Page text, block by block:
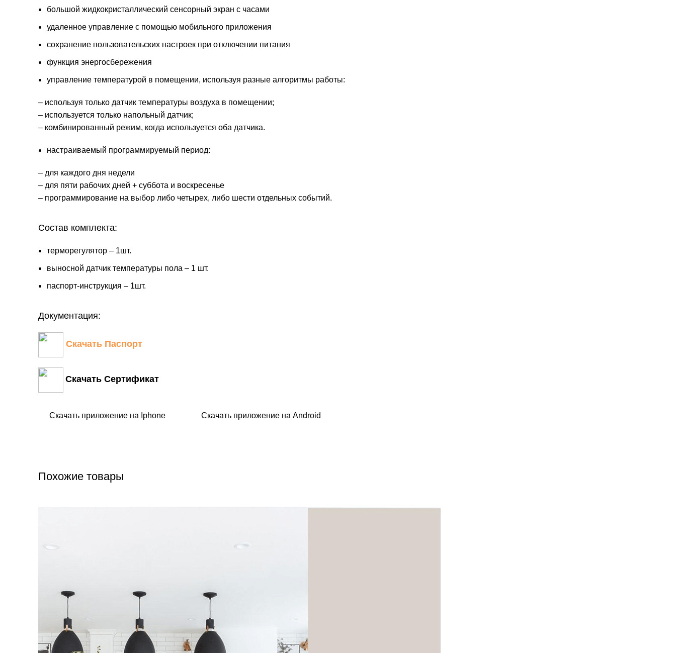
большой жидкокристаллический сенсорный экран с часами
удаленное управление с помощью мобильного приложения
сохранение пользовательских настроек при отключении питания
функция энергосбережения
управление температурой в помещении, используя разные алгоритмы работы:
– используя только датчик температуры воздуха в помещении;
– используется только напольный датчик;
– комбинированный режим, когда используется оба датчика.
настраиваемый программируемый период:
– для каждого дня недели
– для пяти рабочих дней + суббота и воскресенье
– программирование на выбор либо четырех, либо шести отдельных событий.
Состав комплекта:
терморегулятор – 1шт.
выносной датчик температуры пола – 1 шт.
паспорт-инструкция – 1шт.
Документация:
Скачать Паспорт
Скачать Сертификат
Скачать приложение на Iphone Скачать приложение на Android
Похожие товары